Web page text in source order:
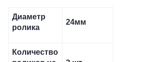
Диаметр
ролика
24мм
Количество